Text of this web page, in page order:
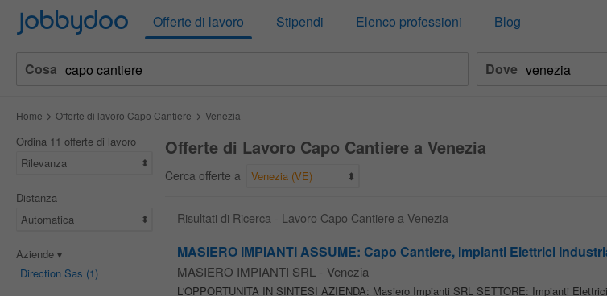
Jobbydoo Offerte di lavoro Stipendi Elenco professioni Blog
Cosa Dove
Home Offerte di lavoro Capo Cantiere Venezia
Ordina 11 offerte di lavoro
Rilevanza
Distanza
Automatica
Aziende
Direction Sas (1)
Offerte di Lavoro Capo Cantiere a Venezia
Cerca offerte a Venezia (VE)
Risultati di Ricerca - Lavoro Capo Cantiere a Venezia
MASIERO IMPIANTI ASSUME: Capo Cantiere, Impianti Elettrici
MASIERO IMPIANTI SRL - Venezia
L'OPPORTUNITÀ IN SINTESI AZIENDA: Masiero Impianti SRL SETTORE: Impianti